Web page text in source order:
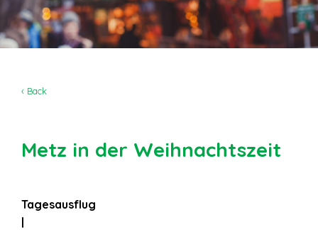
‹ Back
Metz in der Weihnachtszeit
Tagesausflug
|